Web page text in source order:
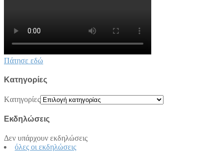
Πάτησε εδώ
Kατηγορίες
Kατηγορίες
Εκδηλώσεις
Δεν υπάρχουν εκδηλώσεις
όλες οι εκδηλώσεις